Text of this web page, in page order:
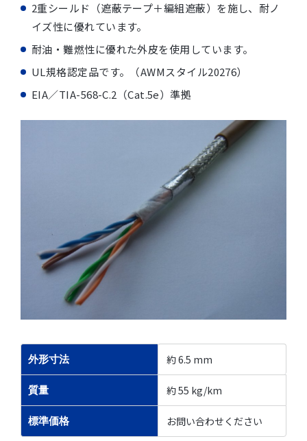
2重シールド（遮蔽テープ＋編組遮蔽）を施し、耐ノ
イズ性に優れています。
耐油・難燃性に優れた外皮を使用しています。
UL規格認定品です。（AWMスタイル20276）
EIA／TIA-568-C.2（Cat.5e）準拠
外形寸法 約 6.5 mm
質量 約 55 kg/km
標準価格 お問い合わせください